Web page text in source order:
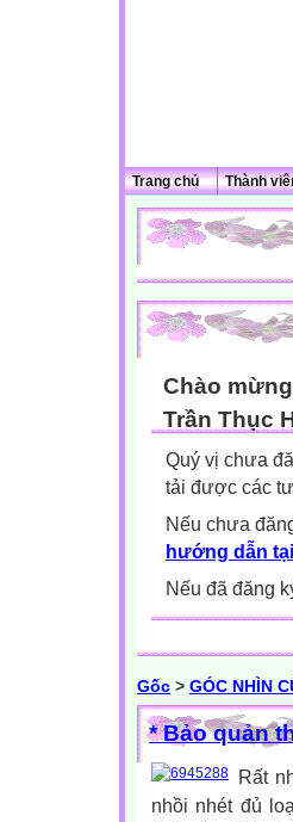
Trang chủ Thành
Chào
Trần Thục
Quý vị chưa
tải được các
Nếu chưa
hướng dẫn
Nếu đã đăng
Gốc > GÓC NHÌN
* Bảo quản
Rất
nhồi nhét đủ